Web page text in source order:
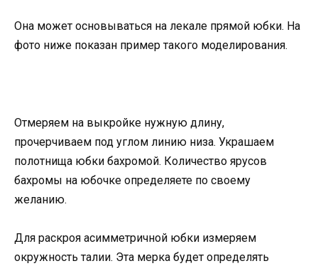
Она может основываться на лекале прямой юбки. На
фото ниже показан пример такого моделирования.
Отмеряем на выкройке нужную длину,
прочерчиваем под углом линию низа. Украшаем
полотнища юбки бахромой. Количество ярусов
бахромы на юбочке определяете по своему
желанию.
Для раскроя асимметричной юбки измеряем
окружность талии. Эта мерка будет определять